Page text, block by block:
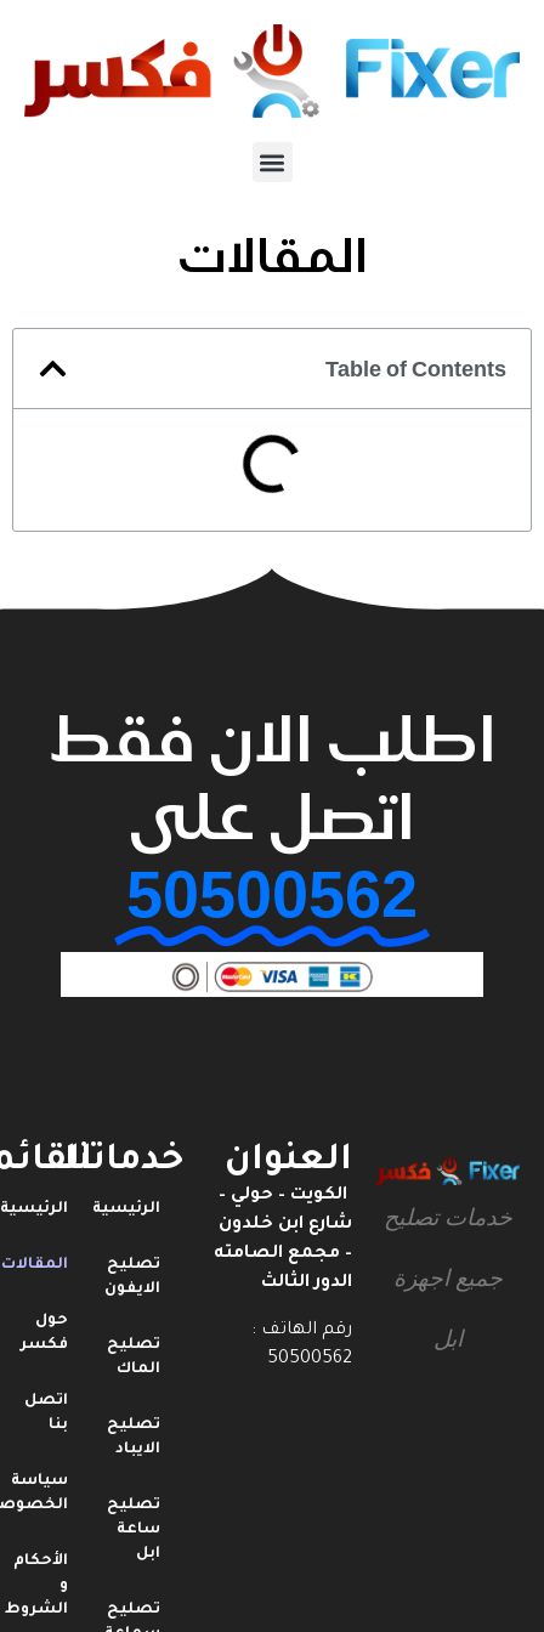
المقالات
Table of Contents
اطلب الان فقط
اتصل على
50500562
القائمة
الرئيسية
المقالات
حول
فكسر
اتصل
سياسة
الخصوصية
الأحكام
الشروط
خدماتنا
الرئيسية
تصليح
الايفون
تصليح
الماك
تصليح
الايباد
تصليح
ساعة
تصليح
العنوان
الكويت – حولي –
شارع ابن خلدون
– مجمع الصامته
الدور الثالث
رقم الهاتف :
50500562
خدمات تصليح
جميع اجهزة
ابل